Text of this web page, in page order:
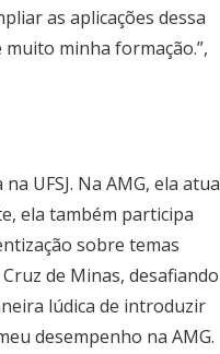
as aplicações dessa
minha formação.”,
UFSJ. Na AMG, ela atua
ela também participa
sobre temas
de Minas, desafiando
lúdica de introduzir
desempenho na AMG.